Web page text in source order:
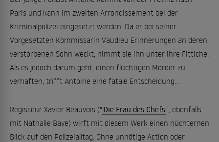
Paris und kann im zweiten Arrondissement bei der
Kriminalpolizei eingesetzt werden. Da er bei seiner
Vorgesetzten Kommissarin Vaudieu Erinnerungen an deren
verstorbenen Sohn weckt, nimmt sie ihn unter ihre Fittiche.
Als es jedoch darum geht, einen flüchtigen Mörder zu
verhaften, trifft Antoine eine fatale Entscheidung...
Regisseur Xavier Beauvois (" Die Frau des Chefs", ebenfalls
mit Nathalie Baye) wirft mit diesem Werk einen nüchternen
Blick auf den Polizeialltag. Ohne unnötige Action oder